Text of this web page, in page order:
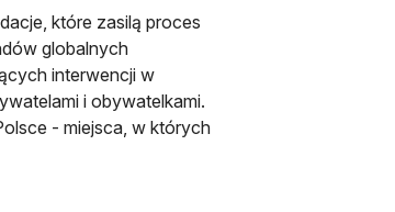
które zasilą proces
globalnych
interwencji w
i obywatelkami.
- miejsca, w których